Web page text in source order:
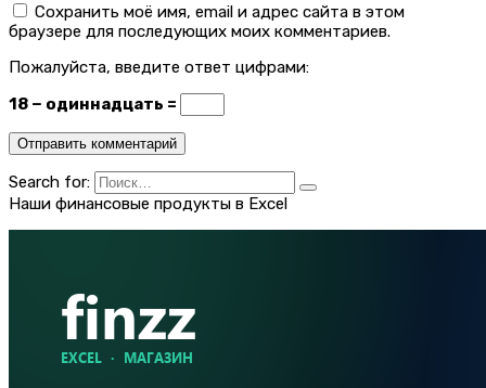
Сохранить моё имя, email и адрес сайта в этом
браузере для последующих моих комментариев.
Пожалуйста, введите ответ цифрами:
18 − одиннадцать =
Search for:
Наши финансовые продукты в Excel